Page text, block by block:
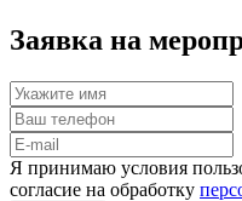
Заявка на
Я принимаю условия
согласие на обработку